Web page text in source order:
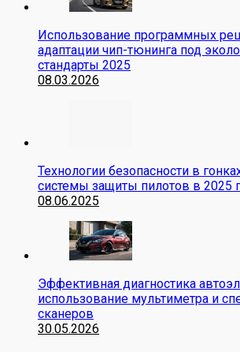
Использование программных
адаптации чип-тюнинга под
стандарты 2025
08.03.2026
Технологии безопасности в
системы защиты пилотов в 2025
08.06.2025
Эффективная диагностика
использование мультиметра и
сканеров
30.05.2026